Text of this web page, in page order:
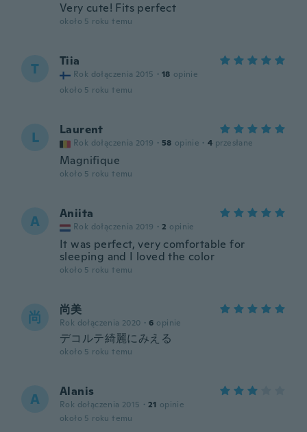
Very cute! Fits perfect
około 5 roku temu
T Tiia
Rok dołączenia 2015 · 18 opinie
około 5 roku temu
L Laurent
Rok dołączenia 2019 · 58 opinie · 4 przesłane
Magnifique
około 5 roku temu
A Aniita
Rok dołączenia 2019 · 2 opinie
It was perfect, very comfortable for
sleeping and I loved the color
około 5 roku temu
尚 尚美
Rok dołączenia 2020 · 6 opinie
デコルテ綺麗にみえる
około 5 roku temu
A Alanis
Rok dołączenia 2015 · 21 opinie
około 5 roku temu